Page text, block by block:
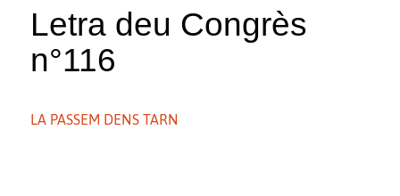
Letra deu Congrès
n°116
LA PASSEM DENS TARN